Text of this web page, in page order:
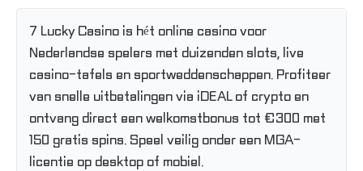
7 Lucky Casino is hét online casino voor
Nederlandse spelers met duizenden slots, live
casino-tafels en sportweddenschappen. Profiteer
van snelle uitbetalingen via iDEAL of crypto en
ontvang direct een welkomstbonus tot €300 met
150 gratis spins. Speel veilig onder een MGA-
licentie op desktop of mobiel.